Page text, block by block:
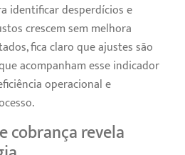
identificar desperdícios e
crescem sem melhora
fica claro que ajustes são
acompanham esse indicador
operacional e
cobrança revela